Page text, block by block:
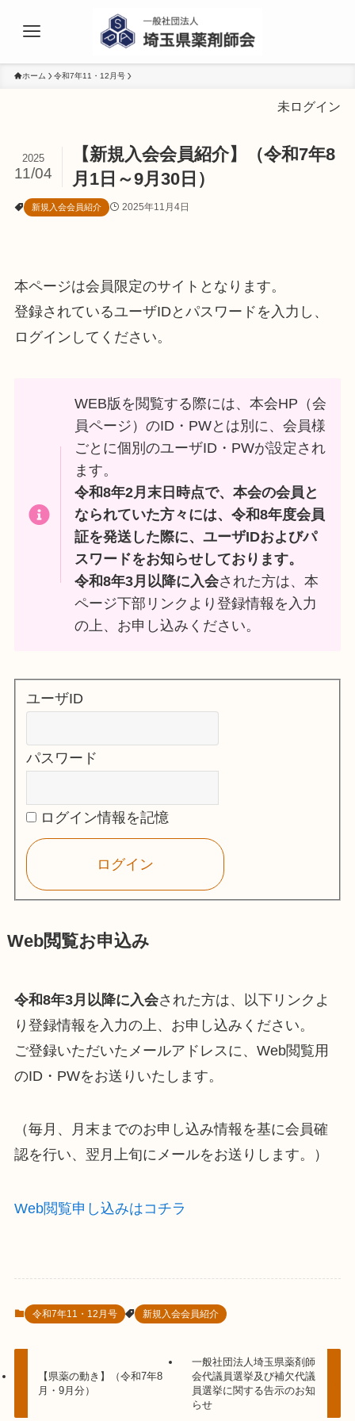
ホーム 令和7年11・12月号
未ログイン
【新規入会会員紹介】（令和7年8
月1日～9月30日）
2025
11/04
新規入会会員紹介 2025年11月4日
本ページは会員限定のサイトとなります。
登録されているユーザIDとパスワードを入力し、
ログインしてください。
WEB版を閲覧する際には、本会HP（会
員ページ）のID・PWとは別に、会員様
ごとに個別のユーザID・PWが設定され
ます。
令和8年2月末日時点で、本会の会員と
なられていた方々には、令和8年度会員
証を発送した際に、ユーザIDおよびパ
スワードをお知らせしております。
令和8年3月以降に入会された方は、本
ページ下部リンクより登録情報を入力
の上、お申し込みください。
ユーザID
パスワード
ログイン情報を記憶
Web閲覧お申込み
令和8年3月以降に入会された方は、以下リンクよ
り登録情報を入力の上、お申し込みください。
ご登録いただいたメールアドレスに、Web閲覧用
のID・PWをお送りいたします。
（毎月、月末までのお申し込み情報を基に会員確
認を行い、翌月上旬にメールをお送りします。）
Web閲覧申し込みはコチラ
令和7年11・12月号 新規入会会員紹介
【県薬の動き】（令和7年8
月・9月分）
一般社団法人埼玉県薬剤師
会代議員選挙及び補欠代議
員選挙に関する告示のお知
らせ